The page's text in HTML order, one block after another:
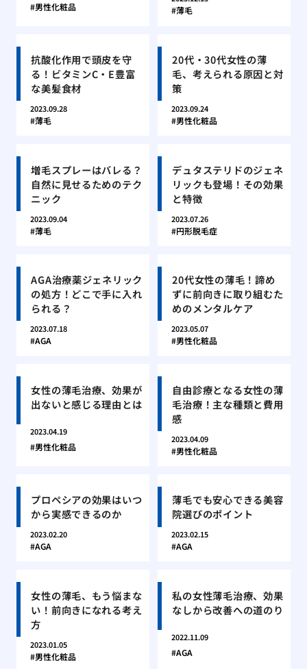
男性化粧品 薄毛
抗酸化作用で頭皮を守
る！ビタミンC・E豊富
な美髪食材
2023.09.28
薄毛
20代・30代女性の薄
毛、考えられる原因と対
策
2023.09.24
男性化粧品
増毛スプレーはバレる？
自然に見せるためのテク
ニック
2023.09.04
薄毛
デュタステリドのジェネ
リックも登場！その効果
と特徴
2023.07.26
円形脱毛症
AGA治療薬ジェネリック
の処方！どこで手に入れ
られる？
2023.07.18
AGA
20代女性の薄毛！諦め
ずに前向きに取り組むた
めのメンタルケア
2023.05.07
男性化粧品
女性の薄毛治療、効果が
出ないと感じる理由とは
2023.04.19
男性化粧品
自由診療となる女性の薄
毛治療！主な種類と費用
感
2023.04.09
男性化粧品
プロペシアの効果はいつ
から実感できるのか
2023.02.20
AGA
薄毛でも安心できる美容
院選びのポイント
2023.02.15
AGA
女性の薄毛、もう悩まな
い！前向きになれる考え
方
2023.01.05
男性化粧品
私の女性薄毛治療、効果
なしから改善への道のり
2022.11.09
AGA